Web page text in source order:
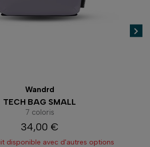
Wandrd
TECH BAG SMALL
7 coloris
Prix
34,00 €
disponible avec d'autres options